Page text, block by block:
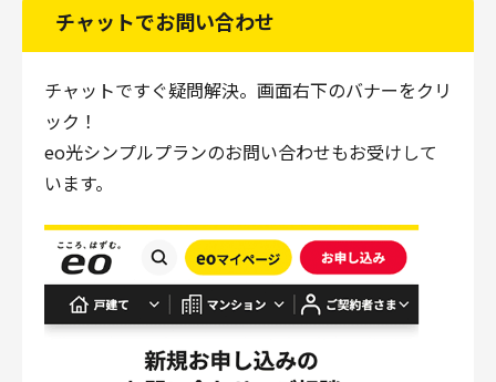
チャットでお問い合わせ
チャットですぐ疑問解決。画面右下のバナーをクリ
ック！
eo光シンプルプランのお問い合わせもお受けして
います。